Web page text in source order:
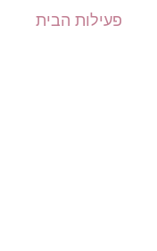
פעילות הבית